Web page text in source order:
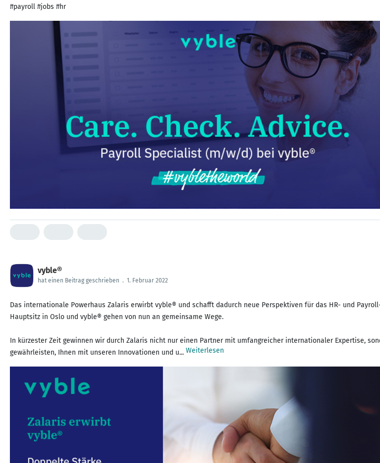
#payroll #jobs #hr
vyble®
hat einen Beitrag geschrieben . 1. Februar 2022
Das internationale Powerhaus Zalaris erwirbt vyble® und schafft dadurch neue Perspektiven für das HR- und
Hauptsitz in Oslo und vyble® gehen von nun an gemeinsame Wege.
In kürzester Zeit gewinnen wir durch Zalaris nicht nur einen Partner mit umfangreicher internationaler Expertise,
gewährleisten, Ihnen mit unseren Innovationen und u... Weiterlesen